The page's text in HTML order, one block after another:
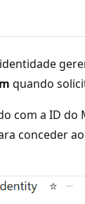
quando
com a ID do
conceder